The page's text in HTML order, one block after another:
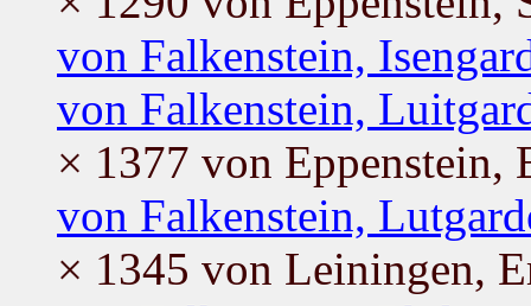
von Falkenstein,
von Falkenstein,
× 1377 von Eppenstein,
von Falkenstein,
× 1345 von Leiningen,